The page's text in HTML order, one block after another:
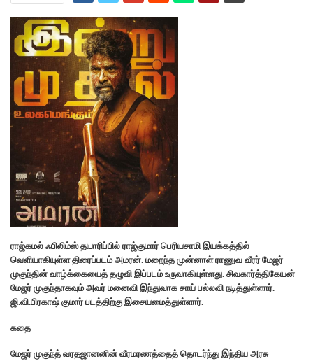
ராஜ்கமல் ஃபிலிம்ஸ் தயாரிப்பில் ராஜ்குமார் பெரியசாமி இயக்கத்தில்
வெளியாகியுள்ள திரைப்படம் அமரன். மறைந்த முன்னாள் ராணுவ வீரர் மேஜர்
முகுந்தின் வாழ்க்கையைத் தழுவி இப்படம் உருவாகியுள்ளது. சிவகார்த்திகேயன்
மேஜர் முகுந்தாகவும் அவர் மனைவி இந்துவாக சாய் பல்லவி நடித்துள்ளார்.
ஜி.வி.பிரகாஷ் குமார் படத்திற்கு இசையமைத்துள்ளார்.
கதை
மேஜர் முகுந்த் வரதஜானனின் வீரமரணத்தைத் தொடர்ந்து இந்திய அரசு